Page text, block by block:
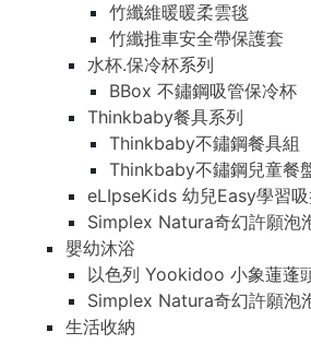
竹纖維暖暖柔雲毯
竹纖推車安全帶保護套
水杯.保冷杯系列
BBox 不鏽鋼吸管保冷杯
Thinkbaby餐具系列
Thinkbaby不鏽鋼餐具組
Thinkbaby不鏽鋼兒童餐
eLIpseKids 幼兒Easy學習
Simplex Natura奇幻許願泡
嬰幼沐浴
以色列 Yookidoo 小象蓮蓬
Simplex Natura奇幻許願泡
生活收納